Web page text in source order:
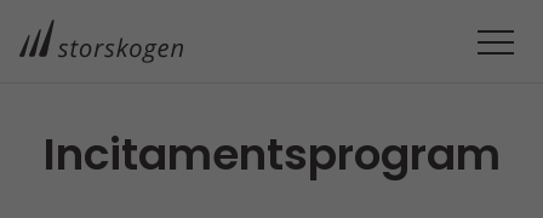
Incitamentsprogram